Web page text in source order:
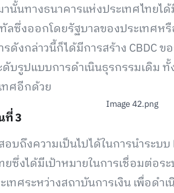
นั้นทางธนาคารแห่งประเทศไทยไ
ลซึ่งออกโดยรัฐบาลของประเทศหรื
รดังกล่าวนี้ก็ได้มีการสร้าง CBDC
บรูปแบบการดำเนินธุรกรรมเดิม
ทศอีกด้วย
ที่ 3
ถึงความเป็นไปได้ในการนำระบบ
ยซึ่งได้มีเป้าหมายในการเชื่อมต่อร
เทศระหว่างสถาบันการเงิน เพื่อด